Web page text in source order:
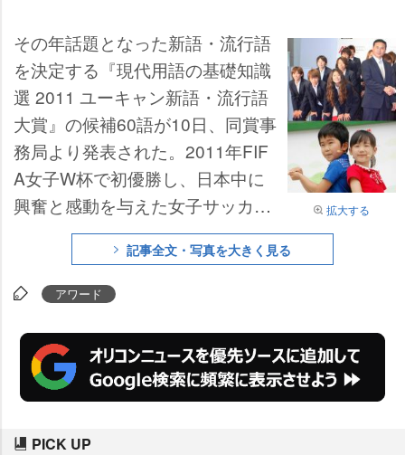
拡大する
その年話題となった新語・流行語
を決定する『現代用語の基礎知識
選 2011 ユーキャン新語・流行語
大賞』の候補60語が10日、同賞事
務局より発表された。2011年FIF
A女子W杯で初優勝し、日本中に
興奮と感動を与えた女子サッカー
日本代表の愛称「なでしこジャパ
ン」や、ドラマやCM、バラエテ
ィで大活躍した子役・芦田愛菜と
魅了した「マルマル、モリモリ」
などが大賞候補に選ばれている。
記事全文・写真を大きく見る
アワード
PICK UP